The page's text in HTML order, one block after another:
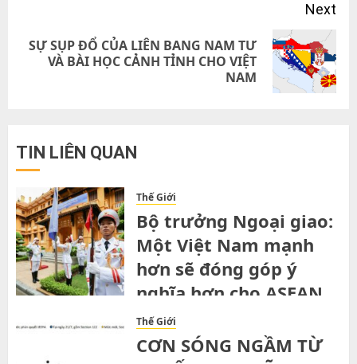
Next
Next
SỰ SỤP ĐỔ CỦA LIÊN BANG NAM TƯ
VÀ BÀI HỌC CẢNH TỈNH CHO VIỆT
NAM
TIN LIÊN QUAN
Thế Giới
Bộ trưởng Ngoại giao:
Một Việt Nam mạnh
hơn sẽ đóng góp ý
nghĩa hơn cho ASEAN
SATURDAY, 1ST AUGUST, 2026
Thế Giới
CƠN SÓNG NGẦM TỪ